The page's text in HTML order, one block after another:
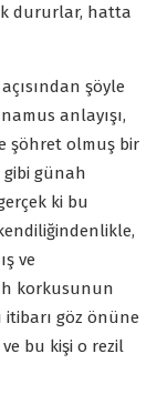
dururlar, hatta
şöyle
anlayışı,
şöhret olmuş bir
günah
ki bu
ve
korkusunun
itibarı göz önüne
bu kişi o rezil